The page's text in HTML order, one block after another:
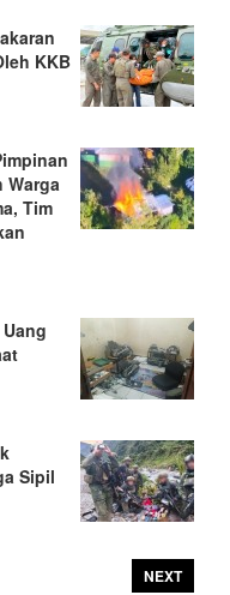
KKB
Warga
Tim
Sipil
NEXT